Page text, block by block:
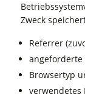
Zweck
Refer­rer
ange­for­der­te
Brow­ser­typ
ver­wen­de­tes